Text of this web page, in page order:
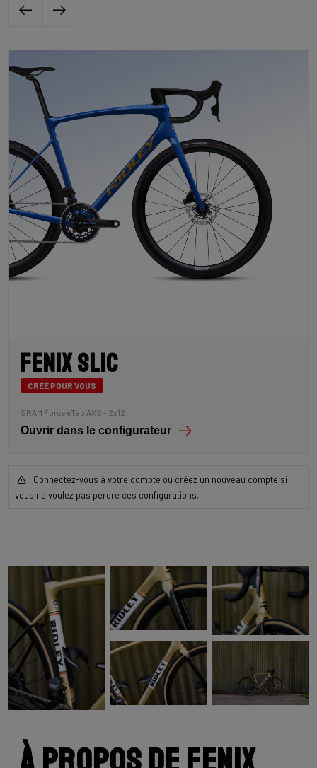
Fenix SLiC
CRÉÉ POUR VOUS
SRAM Force eTap AXS - 2x12
Ouvrir dans le configurateur
Connectez-vous à votre compte ou créez un nouveau compte si
vous ne voulez pas perdre ces configurations.